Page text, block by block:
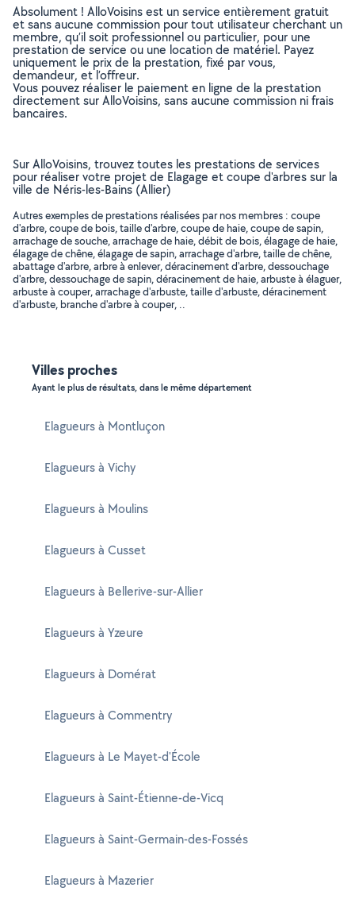
Absolument ! AlloVoisins est un service entièrement gratuit
et sans aucune commission pour tout utilisateur cherchant un
membre, qu’il soit professionnel ou particulier, pour une
prestation de service ou une location de matériel. Payez
uniquement le prix de la prestation, fixé par vous,
demandeur, et l’offreur.
Vous pouvez réaliser le paiement en ligne de la prestation
directement sur AlloVoisins, sans aucune commission ni frais
bancaires.
Sur AlloVoisins, trouvez toutes les prestations de services
pour réaliser votre projet de Elagage et coupe d'arbres sur la
ville de Néris-les-Bains (Allier)
Autres exemples de prestations réalisées par nos membres : coupe
d'arbre, coupe de bois, taille d'arbre, coupe de haie, coupe de sapin,
arrachage de souche, arrachage de haie, débit de bois, élagage de haie,
élagage de chêne, élagage de sapin, arrachage d'arbre, taille de chêne,
abattage d'arbre, arbre à enlever, déracinement d'arbre, dessouchage
d'arbre, dessouchage de sapin, déracinement de haie, arbuste à élaguer,
arbuste à couper, arrachage d'arbuste, taille d'arbuste, déracinement
d'arbuste, branche d'arbre à couper, ..
Villes proches
Ayant le plus de résultats, dans le même département
Elagueurs à Montluçon
Elagueurs à Vichy
Elagueurs à Moulins
Elagueurs à Cusset
Elagueurs à Bellerive-sur-Allier
Elagueurs à Yzeure
Elagueurs à Domérat
Elagueurs à Commentry
Elagueurs à Le Mayet-d'École
Elagueurs à Saint-Étienne-de-Vicq
Elagueurs à Saint-Germain-des-Fossés
Elagueurs à Mazerier